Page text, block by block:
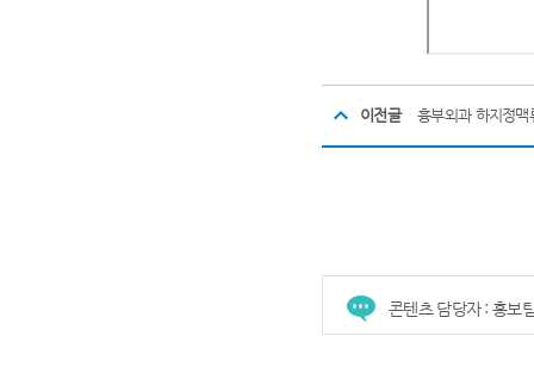
이전글 흉부외과 하지정맥
콘텐츠 담당자 : 홍보